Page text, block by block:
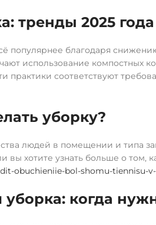
тренды 2025 года
популярнее благодаря
использование компостных
практики соответствуют
уборку?
людей в помещении и типа
вы хотите узнать больше о том,
obuchieniie-bol-shomu-tiennisu-
уборка: когда